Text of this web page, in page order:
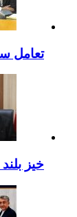
تعامل
خیز بلند